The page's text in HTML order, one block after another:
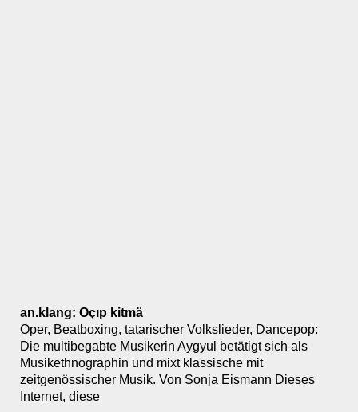
an.klang: Oçıp kitmä
Oper, Beatboxing, tatarischer Volkslieder, Dancepop:
Die multibegabte Musikerin Aygyul betätigt sich als
Musikethnographin und mixt klassische mit
zeitgenössischer Musik. Von Sonja Eismann Dieses
Internet, diese